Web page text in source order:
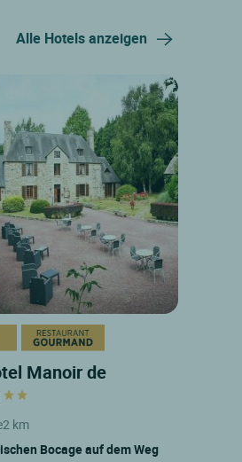
Alle Hotels anzeigen
Manoir de
2 km
Bocage auf dem Weg